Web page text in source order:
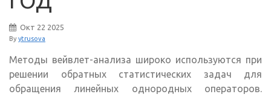
Окт 22 2025
By ytrusova
Методы вейвлет-анализа широко используются при
решении обратных статистических задач для
обращения линейных однородных операторов.